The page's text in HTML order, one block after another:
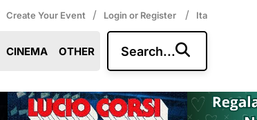
Create Your Event / Login or Register / Ita
CINEMA OTHER Search...